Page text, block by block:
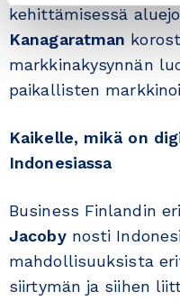
kehittämisessä
Kanagaratman
markkinakysynnän
paikallisten
Kaikelle, mikä on
Indonesiassa
Business Finlandin
Jacobynosti
mahdollisuuksista
siirtymän ja siihen